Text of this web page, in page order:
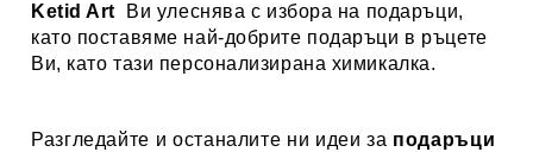
Ketid Art Ви улеснява с избора на подаръци,
като поставяме най-добрите подаръци в ръцете
Ви, като тази персонализирана химикалка.
Разгледайте и останалите ни идеи за подаръци